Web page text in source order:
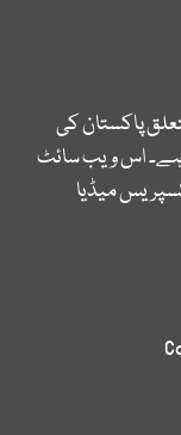
پاکستان کی
ہے۔ اس ویب سائٹ
میڈیا